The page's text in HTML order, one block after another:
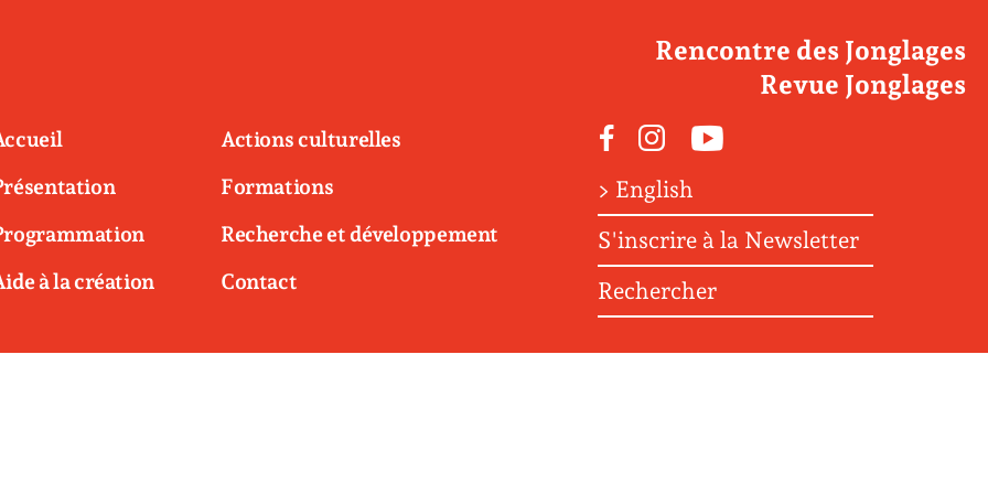
à la création
Actions culturelles
Formations
Recherche et développement
Contact
Facebook
> English
S'inscrire à la Newsletter
Rechercher
Rencontre des Jonglages
Revue Jonglages